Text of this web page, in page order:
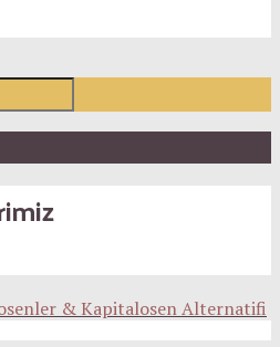
& Kapitalosen Alternatifi